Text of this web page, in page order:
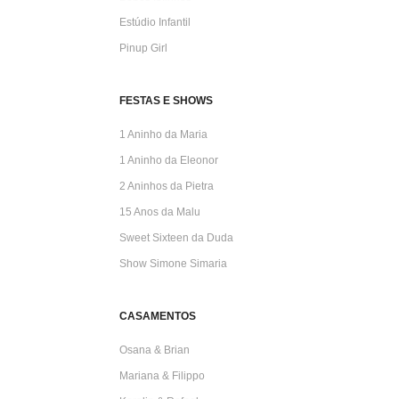
Estúdio Infantil
Pinup Girl
FESTAS E SHOWS
1 Aninho da Maria
1 Aninho da Eleonor
2 Aninhos da Pietra
15 Anos da Malu
Sweet Sixteen da Duda
Show Simone Simaria
CASAMENTOS
Osana & Brian
Mariana & Filippo